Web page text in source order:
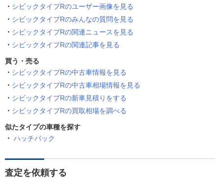
シビックタイプRのユーザー画像を見る
シビックタイプRのみんなの質問を見る
シビックタイプRの関連ニュースを見る
シビックタイプRの関連記事を見る
買う・売る
シビックタイプRの中古車情報を見る
シビックタイプRの中古車相場情報を見る
シビックタイプRの新車見積りをする
シビックタイプRの買取相場を調べる
似たタイプの車種を探す
ハッチバック
査定を依頼する